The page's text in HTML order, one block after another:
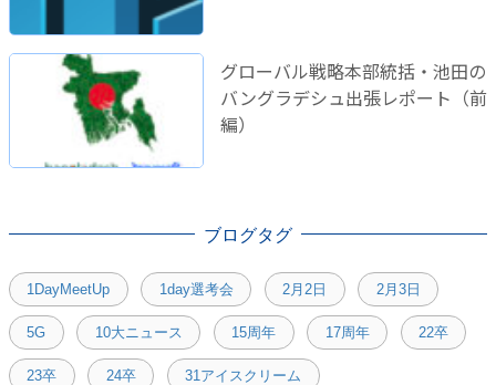
グローバル戦略本部統括・池田の
バングラデシュ出張レポート（前
編）
ブログタグ
1DayMeetUp 1day選考会 2月2日 2月3日
5G 10大ニュース 15周年 17周年 22卒
23卒 24卒 31アイスクリーム